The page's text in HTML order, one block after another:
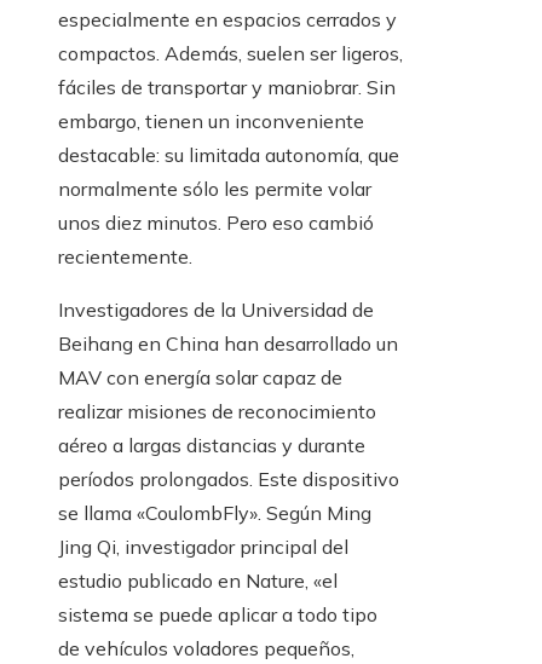
especialmente en espacios cerrados y
compactos. Además, suelen ser ligeros,
fáciles de transportar y maniobrar. Sin
embargo, tienen un inconveniente
destacable: su limitada autonomía, que
normalmente sólo les permite volar
unos diez minutos. Pero eso cambió
recientemente.
Investigadores de la Universidad de
Beihang en China han desarrollado un
MAV con energía solar capaz de
realizar misiones de reconocimiento
aéreo a largas distancias y durante
períodos prolongados. Este dispositivo
se llama «CoulombFly». Según Ming
Jing Qi, investigador principal del
estudio publicado en Nature, «el
sistema se puede aplicar a todo tipo
de vehículos voladores pequeños,